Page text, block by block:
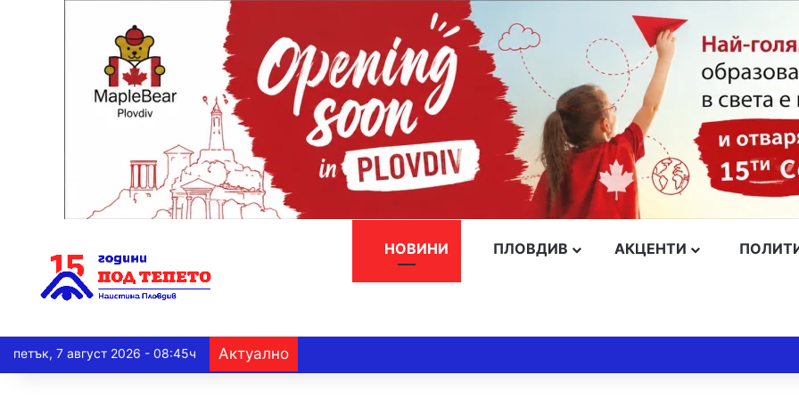
НОВИНИ ПЛОВДИВ АКЦЕНТИ
петък, 7 август 2026 - 08:45ч Актуално